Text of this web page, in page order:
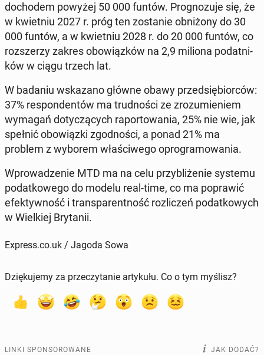
do­cho­dem powyżej 50 000 funtów. Pro­gno­zu­je się, że
w kwiet­niu 2027 r. próg ten zo­sta­nie ob­ni­żo­ny do 30
000 funtów, a w kwiet­niu 2028 r. do 20 000 funtów, co
roz­sze­rzy zakres obo­wiąz­ków na 2,9 miliona po­dat­ni­
ków w ciągu trzech lat.
W badaniu wska­za­no główne obawy przed­się­bior­ców:
37% re­spon­den­tów ma trud­no­ści ze zro­zu­mie­niem
wymagań do­ty­czą­cych ra­por­to­wa­nia, 25% nie wie, jak
spełnić obo­wiąz­ki zgod­no­ści, a ponad 21% ma
problem z wyborem wła­ści­we­go opro­gra­mo­wa­nia.
Wpro­wa­dze­nie MTD ma na celu przy­bli­że­nie systemu
po­dat­ko­we­go do modelu real-time, co ma po­pra­wić
efek­tyw­ność i trans­pa­rent­ność roz­li­czeń po­dat­ko­wych
w Wiel­kiej Bry­ta­nii.
Express.co.uk / Jagoda Sowa
Dziękujemy za przeczytanie artykułu. Co o tym myślisz?
LINKI SPONSOROWANE JAK DODAĆ?